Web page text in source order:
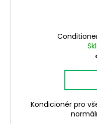
Kondicionér pro